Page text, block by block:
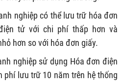
nghiệp có thể lưu trữ hóa đơn
tử với chi phí thấp hơn và
hơn so với hóa đơn giấy.
nghiệp sử dụng Hóa đơn điện
phí lưu trữ 10 năm trên hệ thống